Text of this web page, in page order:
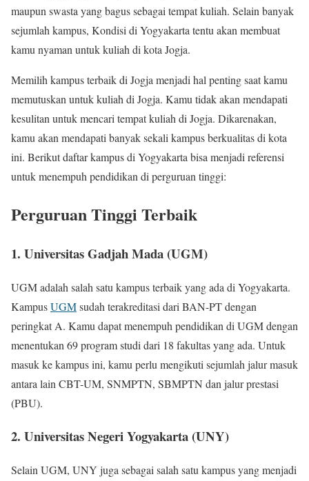
maupun swasta yang bagus sebagai tempat kuliah. Selain banyak
sejumlah kampus, Kondisi di Yogyakarta tentu akan membuat
kamu nyaman untuk kuliah di kota Jogja.
Memilih kampus terbaik di Jogja menjadi hal penting saat kamu
memutuskan untuk kuliah di Jogja. Kamu tidak akan mendapati
kesulitan untuk mencari tempat kuliah di Jogja. Dikarenakan,
kamu akan mendapati banyak sekali kampus berkualitas di kota
ini. Berikut daftar kampus di Yogyakarta bisa menjadi referensi
untuk menempuh pendidikan di perguruan tinggi:
Perguruan Tinggi Terbaik
1. Universitas Gadjah Mada (UGM)
UGM adalah salah satu kampus terbaik yang ada di Yogyakarta.
KampusUGMsudah terakreditasi dari BAN-PT dengan
peringkat A. Kamu dapat menempuh pendidikan di UGM dengan
menentukan 69 program studi dari 18 fakultas yang ada. Untuk
masuk ke kampus ini, kamu perlu mengikuti sejumlah jalur masuk
antara lain CBT-UM, SNMPTN, SBMPTN dan jalur prestasi
(PBU).
2. Universitas Negeri Yogyakarta (UNY)
Selain UGM, UNY juga sebagai salah satu kampus yang menjadi